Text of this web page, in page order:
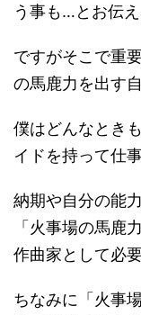
う事も…とお伝
ですがそこで重
の馬鹿力を出す
僕はどんなとき
イドを持って仕
納期や自分の能
「火事場の馬鹿
作曲家として必
ちなみに「火事